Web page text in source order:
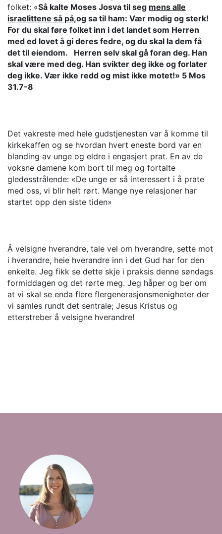
folket: «Så kalte Moses Josva til seg mens alle
israelittene så på,og sa til ham: Vær modig og sterk!
For du skal føre folket inn i det landet som Herren
med ed lovet å gi deres fedre, og du skal la dem få
det til eiendom. Herren selv skal gå foran deg. Han
skal være med deg. Han svikter deg ikke og forlater
deg ikke. Vær ikke redd og mist ikke motet!» 5 Mos
31.7-8
Det vakreste med hele gudstjenesten var å komme til
kirkekaffen og se hvordan hvert eneste bord var en
blanding av unge og eldre i engasjert prat. En av de
voksne damene kom bort til meg og fortalte
gledesstrålende: «De unge er så interessert i å prate
med oss, vi blir helt rørt. Mange nye relasjoner har
startet opp den siste tiden»
Å velsigne hverandre, tale vel om hverandre, sette mot
i hverandre, heie hverandre inn i det Gud har for den
enkelte. Jeg fikk se dette skje i praksis denne søndags
formiddagen og det rørte meg. Jeg håper og ber om
at vi skal se enda flere flergenerasjonsmenigheter der
vi samles rundt det sentrale; Jesus Kristus og
etterstreber å velsigne hverandre!